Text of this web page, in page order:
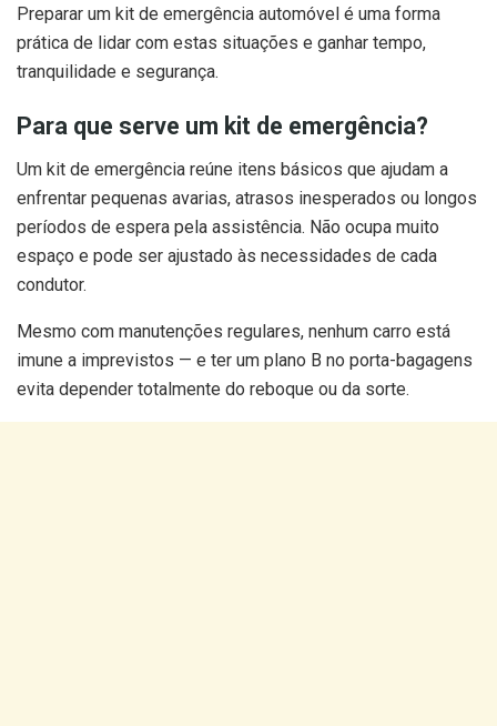
Preparar um kit de emergência automóvel é uma forma
prática de lidar com estas situações e ganhar tempo,
tranquilidade e segurança.
Para que serve um kit de emergência?
Um kit de emergência reúne itens básicos que ajudam a
enfrentar pequenas avarias, atrasos inesperados ou longos
períodos de espera pela assistência. Não ocupa muito
espaço e pode ser ajustado às necessidades de cada
condutor.
Mesmo com manutenções regulares, nenhum carro está
imune a imprevistos — e ter um plano B no porta-bagagens
evita depender totalmente do reboque ou da sorte.